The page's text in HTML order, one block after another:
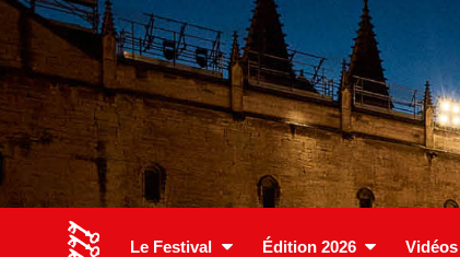
Le Festival Édition 2026 Vidéos